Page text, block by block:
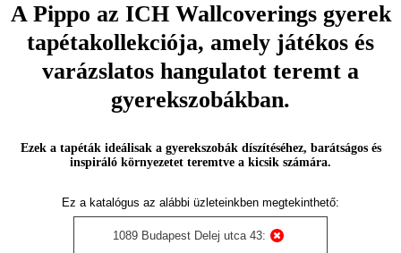
A Pippo az ICH Wallcoverings gyerek
tapétakollekciója, amely játékos és
varázslatos hangulatot teremt a
gyerekszobákban.
Ezek a tapéták ideálisak a gyerekszobák díszítéséhez, barátságos és
inspiráló környezetet teremtve a kicsik számára.
Ez a katalógus az alábbi üzleteinkben megtekinthető:
1089 Budapest Delej utca 43: